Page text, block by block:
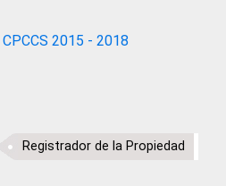
CPCCS 2015 - 2018
Registrador de la Propiedad